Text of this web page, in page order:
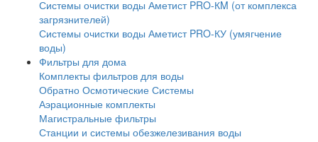
Системы очистки воды Аметист PRO-КM (от комплекса
загрязнителей)
Системы очистки воды Аметист PRO-КУ (умягчение
воды)
Фильтры для дома
Комплекты фильтров для воды
Обратно Осмотические Системы
Аэрационные комплекты
Магистральные фильтры
Станции и системы обезжелезивания воды